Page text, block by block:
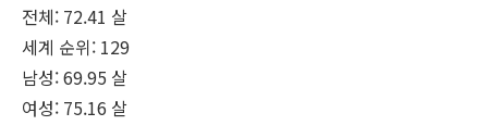
전체: 72.41 살
세계 순위: 129
남성: 69.95 살
여성: 75.16 살